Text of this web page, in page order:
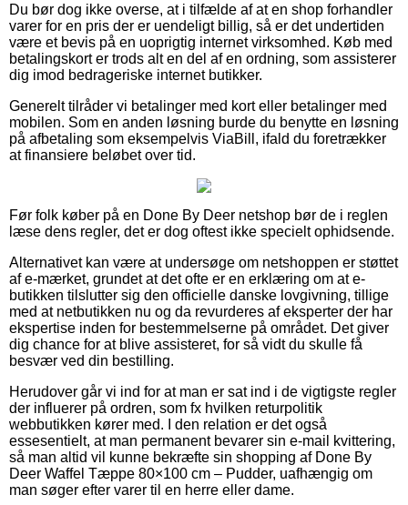
Du bør dog ikke overse, at i tilfælde af at en shop forhandler
varer for en pris der er uendeligt billig, så er det undertiden
være et bevis på en uoprigtig internet virksomhed. Køb med
betalingskort er trods alt en del af en ordning, som assisterer
dig imod bedrageriske internet butikker.
Generelt tilråder vi betalinger med kort eller betalinger med
mobilen. Som en anden løsning burde du benytte en løsning
på afbetaling som eksempelvis ViaBill, ifald du foretrækker
at finansiere beløbet over tid.
Før folk køber på en Done By Deer netshop bør de i reglen
læse dens regler, det er dog oftest ikke specielt ophidsende.
Alternativet kan være at undersøge om netshoppen er støttet
af e-mærket, grundet at det ofte er en erklæring om at e-
butikken tilslutter sig den officielle danske lovgivning, tillige
med at netbutikken nu og da revurderes af eksperter der har
ekspertise inden for bestemmelserne på området. Det giver
dig chance for at blive assisteret, for så vidt du skulle få
besvær ved din bestilling.
Herudover går vi ind for at man er sat ind i de vigtigste regler
der influerer på ordren, som fx hvilken returpolitik
webbutikken kører med. I den relation er det også
essesentielt, at man permanent bevarer sin e-mail kvittering,
så man altid vil kunne bekræfte sin shopping af Done By
Deer Waffel Tæppe 80×100 cm – Pudder, uafhængig om
man søger efter varer til en herre eller dame.